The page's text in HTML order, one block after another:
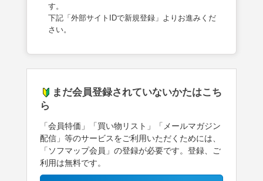
す。
下記「外部サイトIDで新規登録」よりお進みくだ
さい。
まだ会員登録されていないかたはこち
ら
「会員特価」「買い物リスト」「メールマガジン
配信」等のサービスをご利用いただくためには、
「ソフマップ会員」の登録が必要です。登録、ご
利用は無料です。